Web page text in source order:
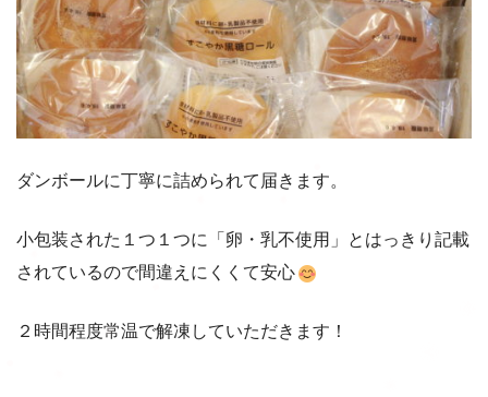
ダンボールに丁寧に詰められて届きます。
小包装された１つ１つに「卵・乳不使用」とはっきり記載
されているので間違えにくくて安心
２時間程度常温で解凍していただきます！